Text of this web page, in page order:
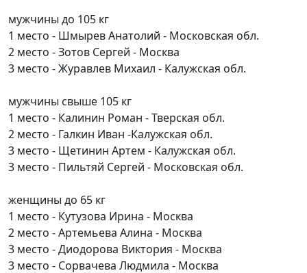
мужчины до 105 кг
1 место - Шмырев Анатолий - Московская обл.
2 место - Зотов Сергей - Москва
3 место - Журавлев Михаил - Калужская обл.
мужчины свыше 105 кг
1 место - Калинин Роман - Тверская обл.
2 место - Галкин Иван -Калужская обл.
3 место - Щетинин Артем - Калужская обл.
3 место - Пильтяй Сергей - Московская обл.
женщины до 65 кг
1 место - Кутузова Ирина - Москва
2 место - Артемьева Алина - Москва
3 место - Диодорова Виктория - Москва
3 место - Сорвачева Людмила - Москва